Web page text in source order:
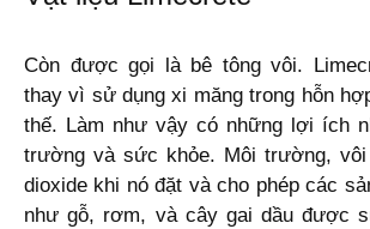
Còn được gọi là bê tông vôi.
thay vì sử dụng xi măng trong hỗn
thế. Làm như vậy có những lợi ích
trường và sức khỏe. Môi trường, vôi
dioxide khi nó đặt và cho phép các
như gỗ, rơm, và cây gai dầu được